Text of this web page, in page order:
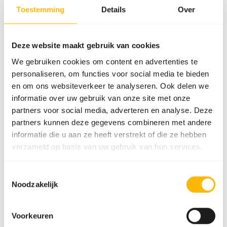
Toestemming Details Over
Deze website maakt gebruik van cookies
We gebruiken cookies om content en advertenties te
personaliseren, om functies voor social media te bieden
en om ons websiteverkeer te analyseren. Ook delen we
informatie over uw gebruik van onze site met onze
partners voor social media, adverteren en analyse. Deze
partners kunnen deze gegevens combineren met andere
informatie die u aan ze heeft verstrekt of die ze hebben
verzameld op basis van uw gebruik van hun services.
Noodzakelijk
Voorkeuren
Over dit product
Goat Feed pellets is a complementary feed for goats,
Merk Kasper Faunafood
Voedingsadvies
• The amount of concentrate feed to be provided depends
on the forage ration and the weight of the animals.
• Use the condition of the animals as a guide when feeding.
• Always ensure an adequate supply of fresh and clean
drinking water.
• During frost and snow, provide extra concentrate feed +
roughage to animals kept outdoors.